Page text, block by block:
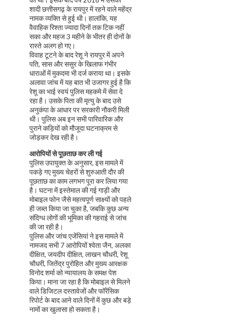
शादी छत्तीसगढ़ के रायपुर में रहने वाले महेंद्र
नामक व्यक्ति से हुई थी। हालांकि, यह
वैवाहिक रिश्ता ज्यादा दिनों तक टिक नहीं
सका और महज 3 महीने के भीतर ही दोनों के
रास्ते अलग हो गए।
विवाह टूटने के बाद रेशू ने रायपुर में अपने
पति, सास और ससुर के खिलाफ गंभीर
धाराओं में मुकदमा भी दर्ज कराया था। इसके
अलावा जांच में यह बात भी उजागर हुई है कि
रेशू का भाई स्वयं पुलिस महकमे में सेवा दे
रहा है। उसके पिता की मृत्यु के बाद उसे
अनुकंपा के आधार पर सरकारी नौकरी मिली
थी। पुलिस अब इन सभी पारिवारिक और
पुराने कड़ियों को मौजूदा घटनाक्रम से
जोड़कर देख रही है।
आरोपियों से पूछताछ कर ली गई
पुलिस उपायुक्त के अनुसार, इस मामले में
पकड़े गए मुख्य चेहरों से शुरुआती दौर की
पूछताछ का काम लगभग पूरा कर लिया गया
है। घटना में इस्तेमाल की गई गाड़ी और
मोबाइल फोन जैसे महत्वपूर्ण साक्ष्यों को पहले
ही जब्त किया जा चुका है, जबकि कुछ अन्य
संदिग्ध लोगों की भूमिका की गहराई से जांच
की जा रही है।
पुलिस और जांच एजेंसियां ने इस मामले में
नामजद सभी 7 आरोपियों श्वेता जैन, अलका
दीक्षित, जयदीप दीक्षित, लाखन चौधरी, रेशू
चौधरी, जितेंद्र पुरोहित और मुख्य आरक्षक
विनोद शर्मा को न्यायालय के समक्ष पेश
किया। माना जा रहा है कि मोबाइल से मिलने
वाले डिजिटल दस्तावेजों और फॉरेंसिक
रिपोर्ट के बाद आने वाले दिनों में कुछ और बड़े
नामों का खुलासा हो सकता है।